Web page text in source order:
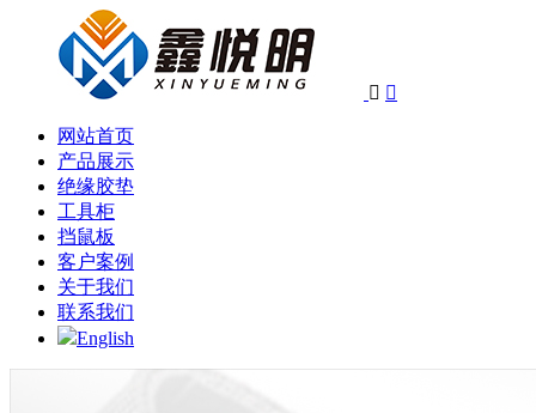
 
网站首页
产品展示
绝缘胶垫
工具柜
挡鼠板
客户案例
关于我们
联系我们
English